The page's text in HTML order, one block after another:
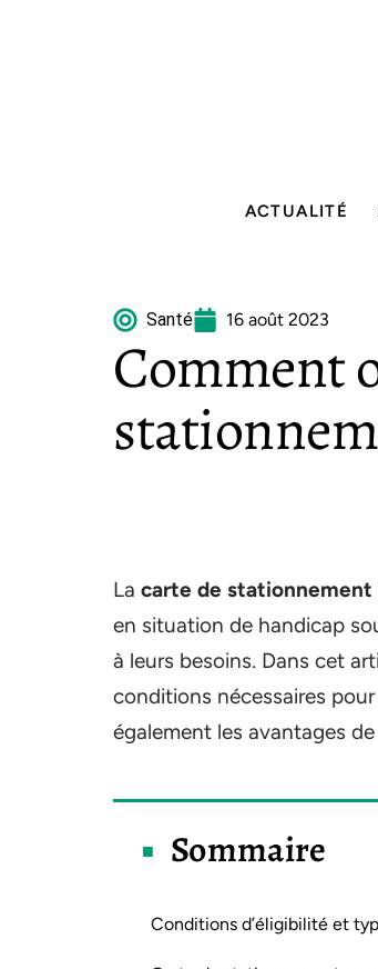
ACTUALITÉ
Santé 16 août 2023
Comment
La carte de stationnement
en situation de handicap
à leurs besoins. Dans cet
conditions nécessaires
également les avantages
Sommaire
Conditions d’éligibilité et